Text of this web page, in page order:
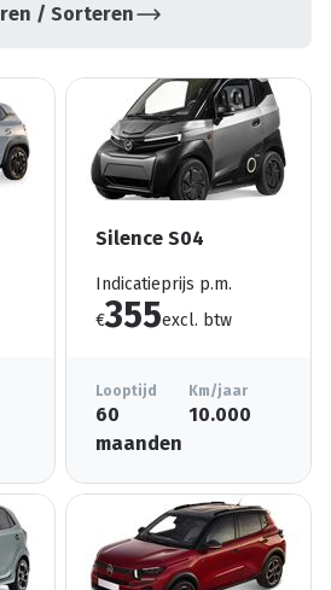
/ Sorteren
Silence S04
Indicatieprijs p.m.
€355excl. btw
Looptijd
60
maanden
Km/jaar
10.000